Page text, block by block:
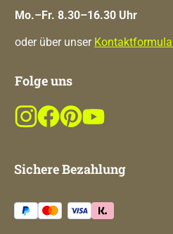
Mo.–Fr. 8.30–16.30 Uhr
oder über unser
Folge uns
Sichere Bezahlung